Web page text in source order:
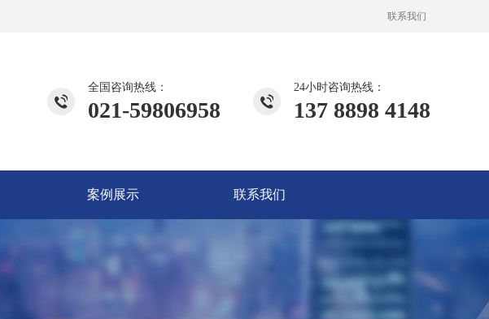
联系我们
24小时咨询热线：
137 8898 4148
全国咨询热线：
021-59806958
案例展示 联系我们